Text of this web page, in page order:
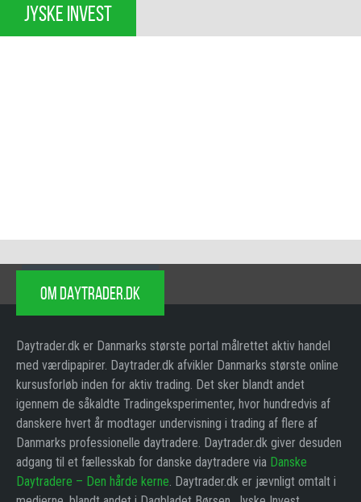
JYSKE INVEST
OM DAYTRADER.DK
Daytrader.dk er Danmarks største portal målrettet aktiv handel
med værdipapirer. Daytrader.dk afvikler Danmarks største online
kursusforløb inden for aktiv trading. Det sker blandt andet
igennem de såkaldte Tradingeksperimenter, hvor hundredvis af
danskere hvert år modtager undervisning i trading af flere af
Danmarks professionelle daytradere. Daytrader.dk giver desuden
adgang til et fællesskab for danske daytradere via Danske
Daytradere – Den hårde kerne. Daytrader.dk er jævnligt omtalt i